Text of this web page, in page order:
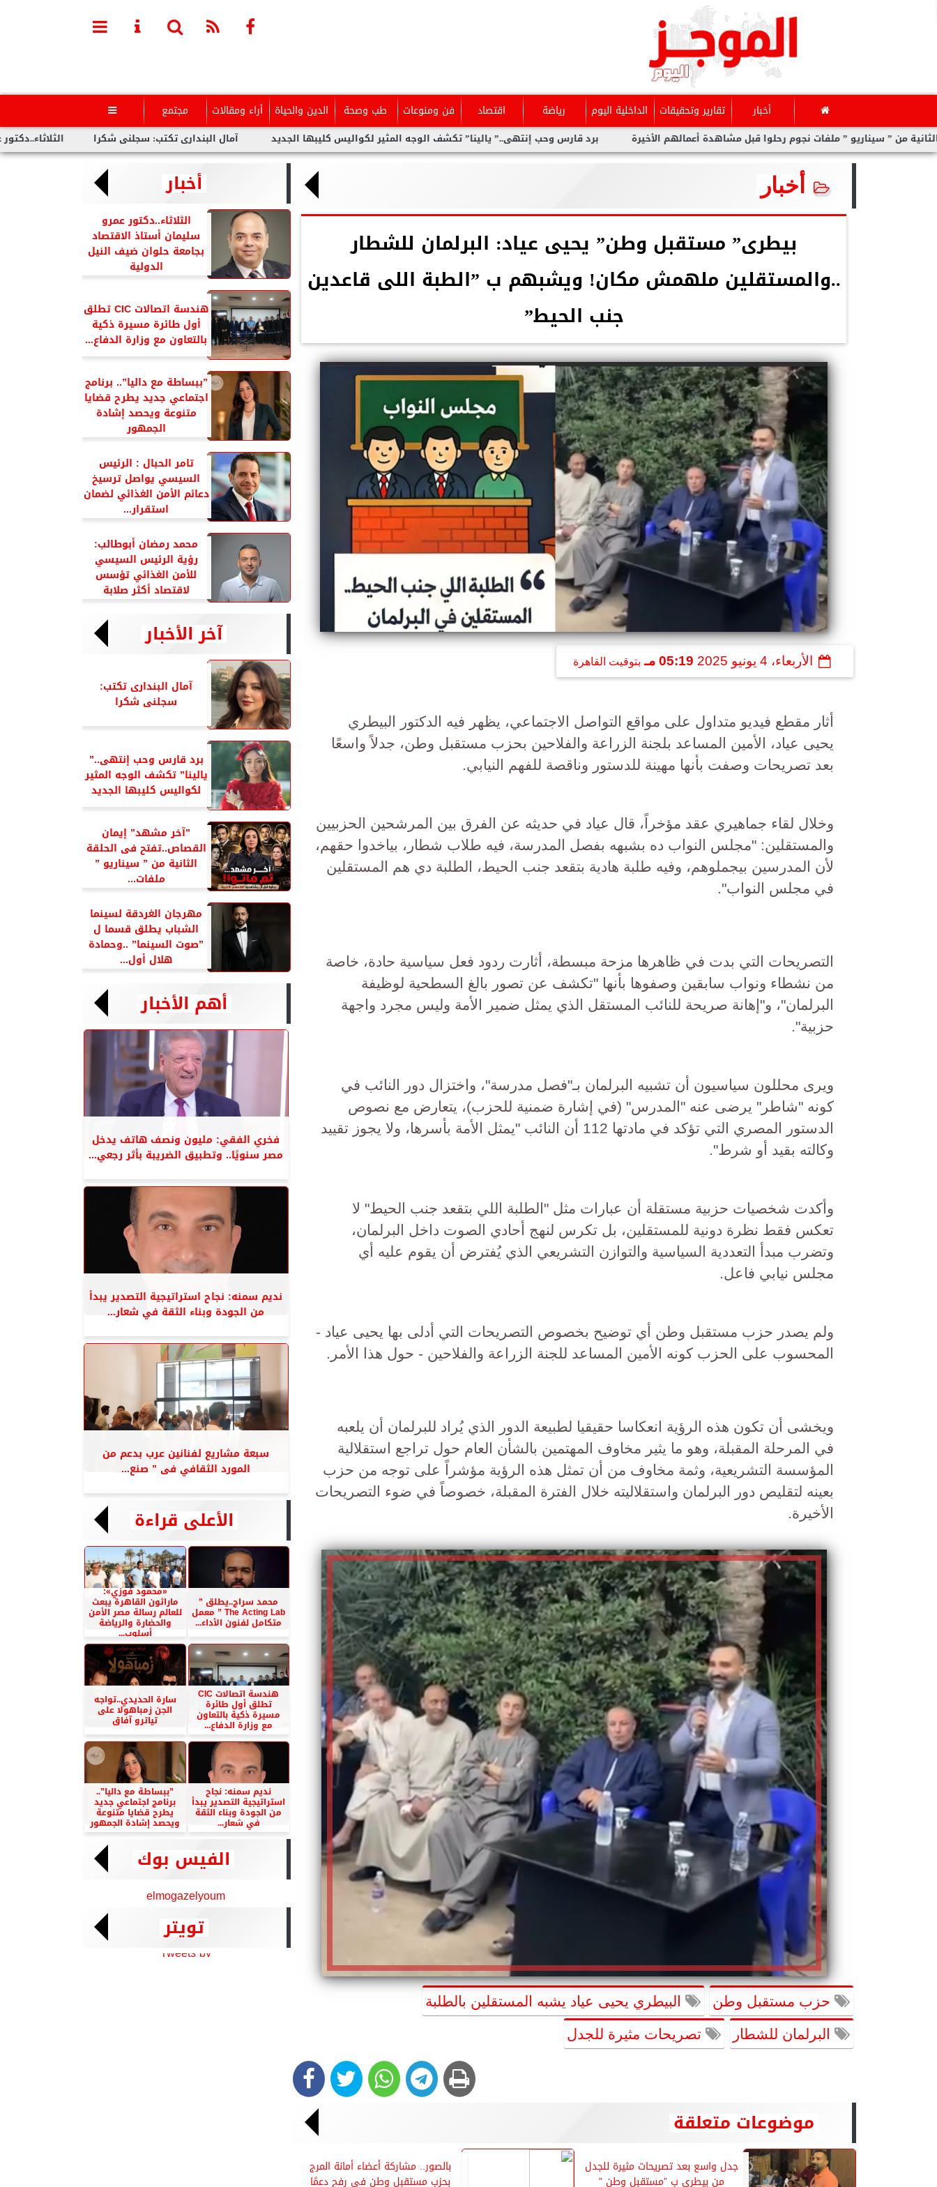
أخبار تقارير وتحقيقات الداخلية اليوم رياضة اقتصاد فن ومنوعات طب وصحة الدين والحياة أراء ومقالات مجتمع 
الثلاثاء..دكتور عمرو سليمان آمال البندارى تكتب: سجلنى شكرا برد قارس وحب إنتهى..” يالينا” تكشف الوجه المثير لكواليس كليبها الجديد ” ملفات نجوم رحلوا قبل مشاهدة أعمالهم الأخيرة
أخبار
بيطرى” مستقبل وطن” يحيى عياد: البرلمان للشطار
..والمستقلين ملهمش مكان! ويشبهم ب ”الطبة اللى قاعدين
جنب الحيط”
الأربعاء، 4 يونيو 2025 05:19 مـ بتوقيت القاهرة
أثار مقطع فيديو متداول على مواقع التواصل الاجتماعي، يظهر فيه الدكتور البيطري
يحيى عياد، الأمين المساعد بلجنة الزراعة والفلاحين بحزب مستقبل وطن، جدلاً واسعًا
بعد تصريحات وصفت بأنها مهينة للدستور وناقصة للفهم النيابي.
وخلال لقاء جماهيري عقد مؤخراً، قال عياد في حديثه عن الفرق بين المرشحين الحزبيين
والمستقلين: "مجلس النواب ده بشبهه بفصل المدرسة، فيه طلاب شطار، بياخدوا حقهم،
لأن المدرسين بيجملوهم، وفيه طلبة هادية بتقعد جنب الحيط، الطلبة دي هم المستقلين
في مجلس النواب".
التصريحات التي بدت في ظاهرها مزحة مبسطة، أثارت ردود فعل سياسية حادة، خاصة
من نشطاء ونواب سابقين وصفوها بأنها "تكشف عن تصور بالغ السطحية لوظيفة
البرلمان"، و"إهانة صريحة للنائب المستقل الذي يمثل ضمير الأمة وليس مجرد واجهة
حزبية".
ويرى محللون سياسيون أن تشبيه البرلمان بـ"فصل مدرسة"، واختزال دور النائب في
كونه "شاطر" يرضى عنه "المدرس" (في إشارة ضمنية للحزب)، يتعارض مع نصوص
الدستور المصري التي تؤكد في مادتها 112 أن النائب "يمثل الأمة بأسرها، ولا يجوز تقييد
وكالته بقيد أو شرط".
وأكدت شخصيات حزبية مستقلة أن عبارات مثل "الطلبة اللي بتقعد جنب الحيط" لا
تعكس فقط نظرة دونية للمستقلين، بل تكرس لنهج أحادي الصوت داخل البرلمان،
وتضرب مبدأ التعددية السياسية والتوازن التشريعي الذي يُفترض أن يقوم عليه أي
مجلس نيابي فاعل.
ولم يصدر حزب مستقبل وطن أي توضيح بخصوص التصريحات التي أدلى بها يحيى عياد -
المحسوب على الحزب كونه الأمين المساعد للجنة الزراعة والفلاحين - حول هذا الأمر.
ويخشى أن تكون هذه الرؤية انعكاسا حقيقيا لطبيعة الدور الذي يُراد للبرلمان أن يلعبه
في المرحلة المقبلة، وهو ما يثير مخاوف المهتمين بالشأن العام حول تراجع استقلالية
المؤسسة التشريعية، وثمة مخاوف من أن تمثل هذه الرؤية مؤشراً على توجه من حزب
بعينه لتقليص دور البرلمان واستقلاليته خلال الفترة المقبلة، خصوصاً في ضوء التصريحات
الأخيرة.
حزب مستقبل وطن البيطري يحيى عياد يشبه المستقلين بالطلبة
البرلمان للشطار تصريحات مثيرة للجدل
موضوعات متعلقة
جدل واسع بعد تصريحات مثيرة للجدل
من بيطرى ب ”مستقبل وطن ”
بالصور.. مشاركة أعضاء أمانة المرج
بحزب مستقبل وطن في رفح دعمًا
أخبار
الثلاثاء..دكتور عمرو
سليمان أستاذ الاقتصاد
بجامعة حلوان ضيف النيل
الدولية
هندسة اتصالات CIC تطلق
أول طائرة مسيرة ذكية
بالتعاون مع وزارة الدفاع...
”ببساطة مع داليا”.. برنامج
اجتماعي جديد يطرح قضايا
متنوعة ويحصد إشادة
الجمهور
تامر الحبال : الرئيس
السيسي يواصل ترسيخ
دعائم الأمن الغذائي لضمان
استقرار...
محمد رمضان أبوطالب:
رؤية الرئيس السيسي
للأمن الغذائي تؤسس
لاقتصاد أكثر صلابة
آخر الأخبار
آمال البندارى تكتب:
سجلنى شكرا
برد قارس وحب إنتهى..”
يالينا” تكشف الوجه المثير
لكواليس كليبها الجديد
”آخر مشهد” إيمان
القصاص..تفتح فى الحلقة
الثانية من ” سيناريو ”
ملفات...
مهرجان الغردقة لسينما
الشباب يطلق قسما ل
”صوت السينما” ..وحمادة
هلال أول...
أهم الأخبار
فخري الفقي: مليون ونصف هاتف يدخل
مصر سنويًا.. وتطبيق الضريبة بأثر رجعي...
نديم سمنه: نجاح استراتيجية التصدير يبدأ
من الجودة وبناء الثقة في شعار...
سبعة مشاريع لفنانين عرب بدعم من
المورد الثقافي فى ” صنع...
الأعلى قراءة
محمد سراج..يطلق ”
The Acting Lab ” معمل
متكامل لفنون الأداء...
«محمود فوزي»:
ماراثون القاهرة يبعث
للعالم رسالة مصر الأمن
والحضارة والرياضة
أسلوب...
هندسة اتصالات CIC
تطلق أول طائرة
مسيرة ذكية بالتعاون
مع وزارة الدفاع...
سارة الحديدي..تواجه
الجن زمباهولا على
تياترو آفاق
نديم سمنه: نجاح
استراتيجية التصدير يبدأ
من الجودة وبناء الثقة
في شعار...
”ببساطة مع داليا”..
برنامج اجتماعي جديد
يطرح قضايا متنوعة
ويحصد إشادة الجمهور
الفيس بوك
elmogazelyoum
تويتر
Tweets by